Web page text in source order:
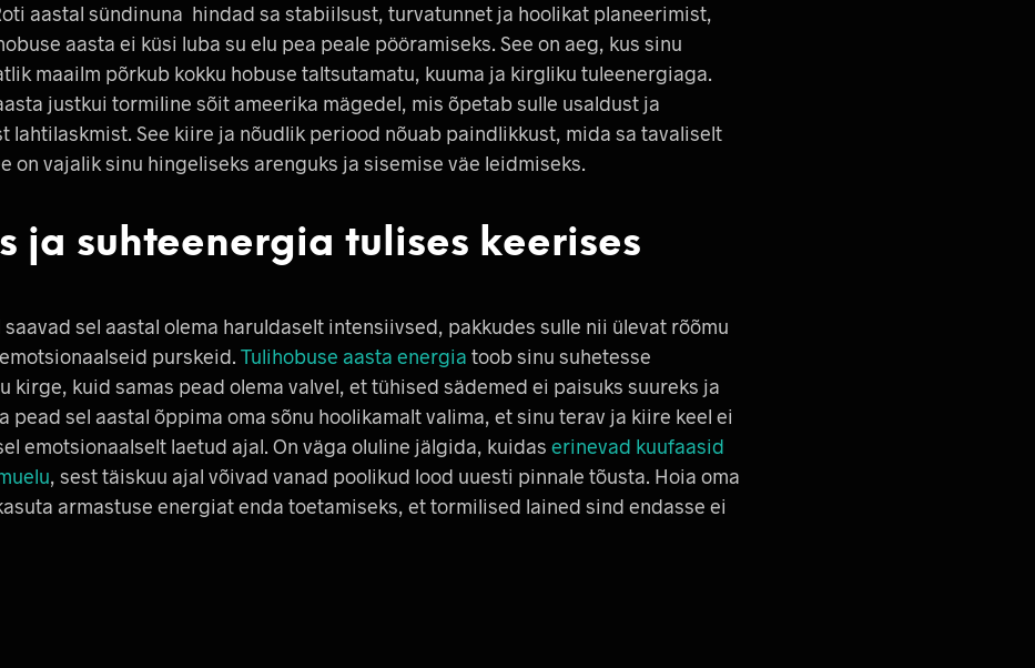
aastal sündinuna hindad sa stabiilsust, turvatunnet ja hoolikat planeerimist,
aasta ei küsi luba su elu pea peale pööramiseks. See on aeg, kus sinu
maailm põrkub kokku hobuse taltsutamatu, kuuma ja kirgliku tuleenergiaga.
justkui tormiline sõit ameerika mägedel, mis õpetab sulle usaldust ja
lahtilaskmist. See kiire ja nõudlik periood nõuab paindlikkust, mida sa tavaliselt
on vajalik sinu hingeliseks arenguks ja sisemise väe leidmiseks.
ja suhteenergia tulises keerises
sel aastal olema haruldaselt intensiivsed, pakkudes sulle nii ülevat rõõmu
purskeid. Tulihobuse aasta energia toob sinu suhetesse
kirge, kuid samas pead olema valvel, et tühised sädemed ei paisuks suureks ja
pead sel aastal õppima oma sõnu hoolikamalt valima, et sinu terav ja kiire keel ei
emotsionaalselt laetud ajal. On väga oluline jälgida, kuidas erinevad kuufaasid
, sest täiskuu ajal võivad vanad poolikud lood uuesti pinnale tõusta. Hoia oma
armastuse energiat enda toetamiseks, et tormilised lained sind endasse ei